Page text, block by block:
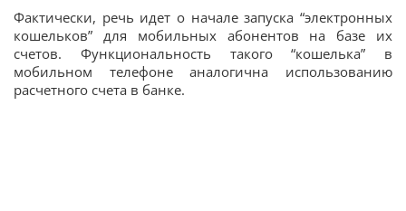
Фактически, речь идет о начале запуска “электронных
кошельков” для мобильных абонентов на базе их
счетов. Функциональность такого “кошелька” в
мобильном телефоне аналогична использованию
расчетного счета в банке.